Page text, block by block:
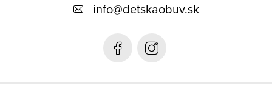
info@detskaobuv.sk